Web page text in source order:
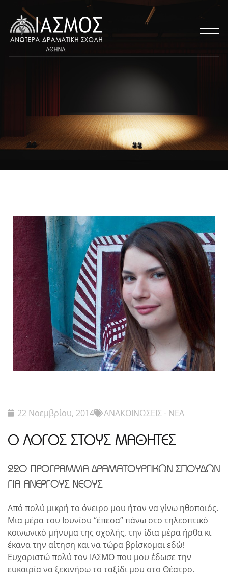
22 Νοεμβρίου, 2014 ΑΝΑΚΟΙΝΩΣΕΙΣ - ΝΕΑ
Ο ΛΟΓΟΣ ΣΤΟΥΣ ΜΑΘΗΤΕΣ
22Ο ΠΡΟΓΡΑΜΜΑ ΔΡΑΜΑΤΟΥΡΓΙΚΩΝ ΣΠΟΥΔΩΝ
ΓΙΑ ΑΝΕΡΓΟΥΣ ΝΕΟΥΣ
Από πολύ μικρή το όνειρο μου ήταν να γίνω ηθοποιός.
Μια μέρα του Ιουνίου “έπεσα” πάνω στο τηλεοπτικό
κοινωνικό μήνυμα της σχολής, την ίδια μέρα ήρθα κι
έκανα την αίτηση και να τώρα βρίσκομαι εδώ!
Ευχαριστώ πολύ τον ΙΑΣΜΟ που μου έδωσε την
ευκαιρία να ξεκινήσω το ταξίδι μου στο Θέατρο.